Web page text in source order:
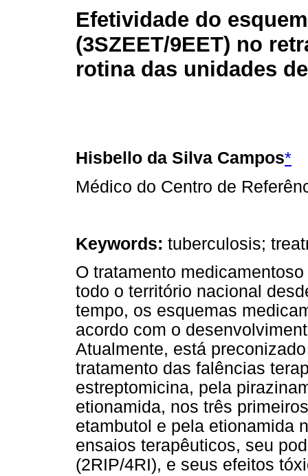
Efetividade do
(3SZEET/9EET) no
rotina das unidades
Hisbello da Silva Campos*
Médico do Centro de
Keywords: tuberculosis;
O tratamento
todo o território nacional
tempo, os esquemas
acordo com o
Atualmente, está
tratamento das falências
estreptomicina, pela
etionamida, nos três
etambutol e pela etionamida
ensaios terapêuticos, seu
(2RIP/4RI), e seus efeitos